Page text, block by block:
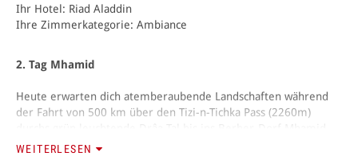
Ihr Hotel: Riad Aladdin
Ihre Zimmerkategorie: Ambiance
2. Tag Mhamid
Heute erwarten dich atemberaubende Landschaften während
der Fahrt von 500 km über den Tizi-n-Tichka Pass (2260m)
WEITERLESEN